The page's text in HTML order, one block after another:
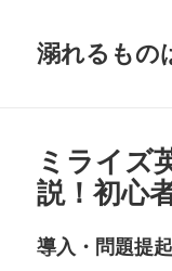
溺れるもの
ミライズ
説！初心
導入・問題提起